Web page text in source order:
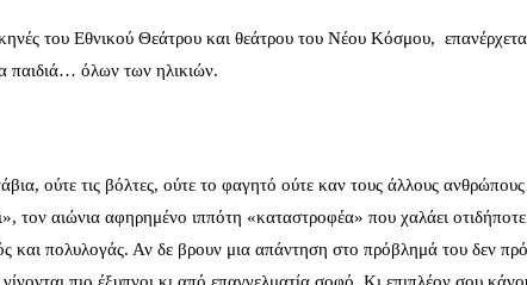
του Εθνικού Θεάτρου και θεάτρου του Νέου Κόσμου,
παιδιά… όλων των ηλικιών.
ούτε τις βόλτες, ούτε το φαγητό ούτε καν τους άλλους
τον αιώνια αφηρημένο ιππότη «καταστροφέα» που χαλάει
και πολυλογάς. Αν δε βρουν μια απάντηση στο πρόβλημά του δεν